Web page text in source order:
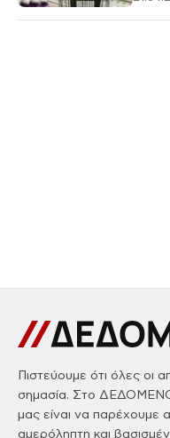
Πιστεύουμε ότι όλες οι
σημασία. Στο
μας είναι να παρέχουμε
αμερόληπτη και